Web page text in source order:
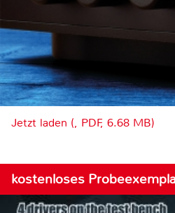
Jetzt laden (, PDF, 6.68 MB)
kostenloses